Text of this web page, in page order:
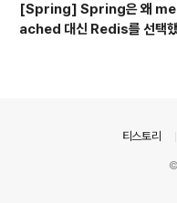
[Spring] Spring은 왜
ached 대신 Redis를 선택
티스토리